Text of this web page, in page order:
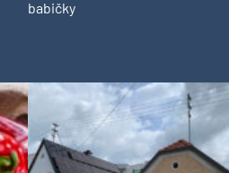
babičky